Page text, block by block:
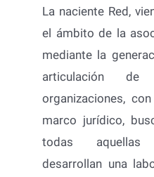
La naciente Red,
el ámbito de la
mediante la
articulación
organizaciones,
marco jurídico,
todas aquellas
desarrollan una